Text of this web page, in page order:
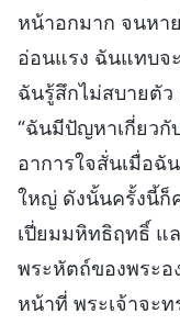
หน้าอกมาก จนหา
อ่อนแรง ฉันแทบจ
ฉันรู้สึกไม่สบายตั
“ฉันมีปัญหาเกี่ยว
อาการใจสั่นเมื่อฉั
ใหญ่ ดังนั้นครั้งนี้ก็
เปี่ยมมหิทธิฤทธิ์ แ
พระหัตถ์ของพระ
หน้าที่ พระเจ้าจะ